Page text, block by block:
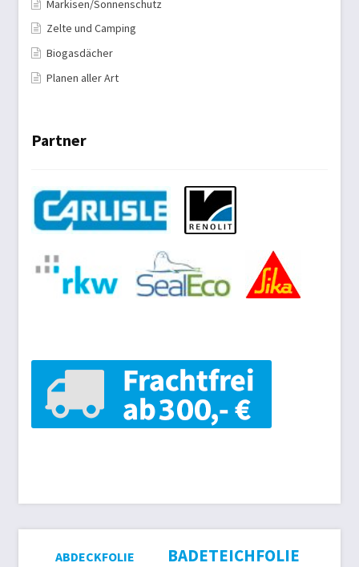
Markisen/Sonnenschutz
Zelte und Camping
Biogasdächer
Planen aller Art
Partner
ABDECKFOLIE BADETEICHFOLIE